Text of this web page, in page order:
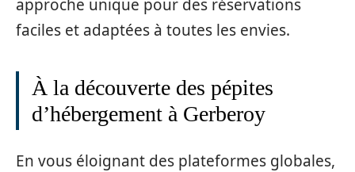
approche unique pour des réservations
faciles et adaptées à toutes les envies.
À la découverte des pépites
d’hébergement à Gerberoy
En vous éloignant des plateformes globales,